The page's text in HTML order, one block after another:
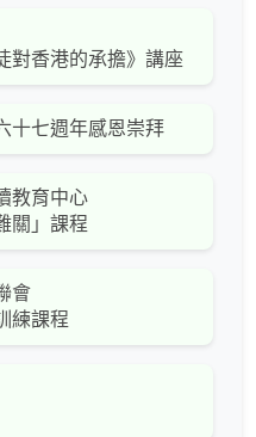
香港的承擔》講座
十七週年感恩崇拜
教育中心
關」課程
會
練課程